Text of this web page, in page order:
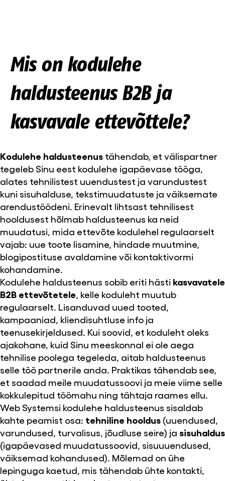
Mis on kodulehe
haldusteenus B2B ja
kasvavale ettevõttele?
Kodulehe haldusteenus tähendab, et välispartner
tegeleb Sinu eest kodulehe igapäevase tööga,
alates tehnilistest uuendustest ja varundustest
kuni sisuhalduse, tekstimuudatuste ja väiksemate
arendustöödeni. Erinevalt lihtsast tehnilisest
hooldusest hõlmab haldusteenus ka neid
muudatusi, mida ettevõte kodulehel regulaarselt
vajab: uue toote lisamine, hindade muutmine,
blogipostituse avaldamine või kontaktivormi
kohandamine.
Kodulehe haldusteenus sobib eriti hästi kasvavatele
B2B ettevõtetele , kelle koduleht muutub
regulaarselt. Lisanduvad uued tooted,
kampaaniad, kliendisuhtluse info ja
teenusekirjeldused. Kui soovid, et koduleht oleks
ajakohane, kuid Sinu meeskonnal ei ole aega
tehnilise poolega tegeleda, aitab haldusteenus
selle töö partnerile anda. Praktikas tähendab see,
et saadad meile muudatussoovi ja meie viime selle
kokkulepitud töömahu ning tähtaja raames ellu.
Web Systemsi kodulehe haldusteenus sisaldab
kahte peamist osa: tehniline hooldus (uuendused,
varundused, turvalisus, jõudluse seire) ja sisuhaldus
(igapäevased muudatussoovid, sisuuuendused,
väiksemad kohandused). Mõlemad on ühe
lepinguga kaetud, mis tähendab ühte kontakti,